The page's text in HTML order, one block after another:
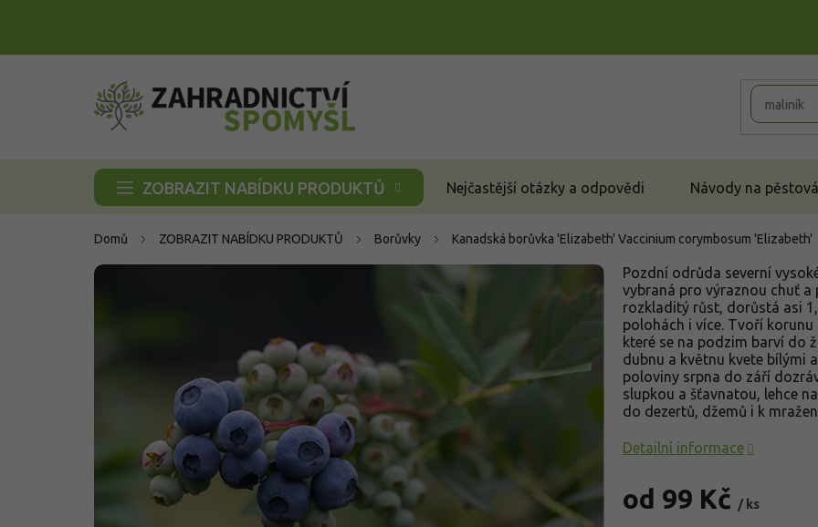
ZOBRAZIT NABÍDKU PRODUKTŮ Nejčastější otázky a odpovědi Návody na
Domů ZOBRAZIT NABÍDKU PRODUKTŮ Borůvky Kanadská borůvka 'Elizabeth' Vaccinium corymbosum 'Elizabeth'
od 99 Kč / ks
Pozdní odrůda severní
vybraná pro výraznou chuť a
rozkladitý růst, dorůstá asi
polohách i více. Tvoří
které se na podzim barví do
dubnu a květnu kvete bílými
poloviny srpna do září
slupkou a šťavnatou, lehce
do dezertů, džemů i k
Detailní informace